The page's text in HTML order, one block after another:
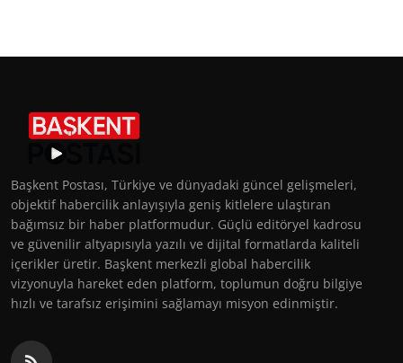
Başkent Postası, Türkiye ve dünyadaki güncel gelişmeleri,
objektif habercilik anlayışıyla geniş kitlelere ulaştıran
bağımsız bir haber platformudur. Güçlü editöryel kadrosu
ve güvenilir altyapısıyla yazılı ve dijital formatlarda kaliteli
içerikler üretir. Başkent merkezli global habercilik
vizyonuyla hareket eden platform, toplumun doğru bilgiye
hızlı ve tarafsız erişimini sağlamayı misyon edinmiştir.